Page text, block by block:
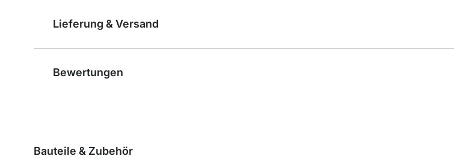
Lieferung & Versand
Bewertungen
Bauteile & Zubehör